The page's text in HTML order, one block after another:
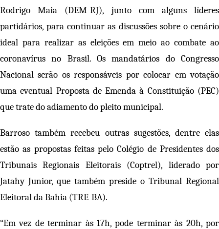
Rodrigo Maia (DEM-RJ), junto com alguns líderes
partidários, para continuar as discussões sobre o cenário
ideal para realizar as eleições em meio ao combate ao
coronavírus no Brasil. Os mandatários do Congresso
Nacional serão os responsáveis por colocar em votação
uma eventual Proposta de Emenda à Constituição (PEC)
que trate do adiamento do pleito municipal.
Barroso também recebeu outras sugestões, dentre elas
estão as propostas feitas pelo Colégio de Presidentes dos
Tribunais Regionais Eleitorais (Coptrel), liderado por
Jatahy Junior, que também preside o Tribunal Regional
Eleitoral da Bahia (TRE-BA).
“Em vez de terminar às 17h, pode terminar às 20h, por